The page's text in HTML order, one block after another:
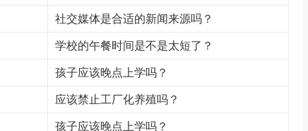
社交媒体是合适的新闻来源吗？
学校的午餐时间是不是太短了？
孩子应该晚点上学吗？
应该禁止工厂化养殖吗？
孩子应该晚点上学吗？